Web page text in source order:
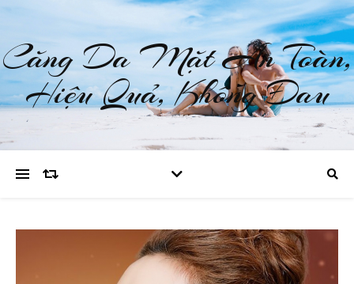
Căng Da Mặt An Toàn,
Hiệu Quả, Không Đau